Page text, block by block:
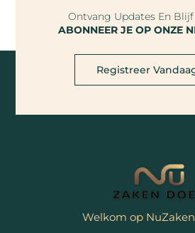
Ontvang Updates En
ABONNEER JE OP ONZE
Registreer
Welkom op